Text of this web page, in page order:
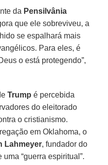
da Pensilvânia
que ele sobreviveu, a
se espalhará mais
Para eles, é
o está protegendo”,
Trump é percebida
do eleitorado
o cristianismo.
em Oklahoma, o
Lahmeyer, fundador do
uma “guerra espiritual”.